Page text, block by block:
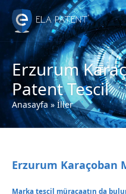
Erzurum
Patent Tescil
Anasayfa»İller
Erzurum Karaçoban
Marka tescil müracaatın da